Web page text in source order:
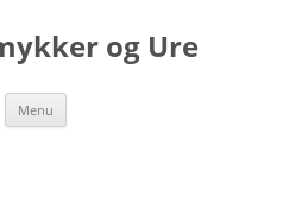
og Ure
Menu